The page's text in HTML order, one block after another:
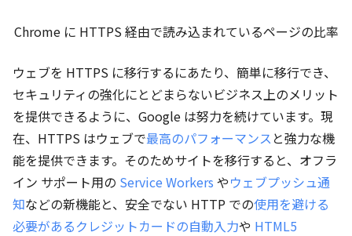
Chrome に HTTPS 経由で読み込まれているページの比率
ウェブを HTTPS に移行するにあたり、簡単に移行でき、
セキュリティの強化にとどまらないビジネス上のメリット
を提供できるように、Google は努力を続けています。現
在、HTTPS はウェブで最高のパフォーマンス と強力な機
能を提供できます。そのためサイトを移行すると、オフラ
イン サポート用の Service Workers やウェブプッシュ通
知などの新機能と、安全でない HTTP での使用を避ける
必要があるクレジットカードの自動入力や HTML5